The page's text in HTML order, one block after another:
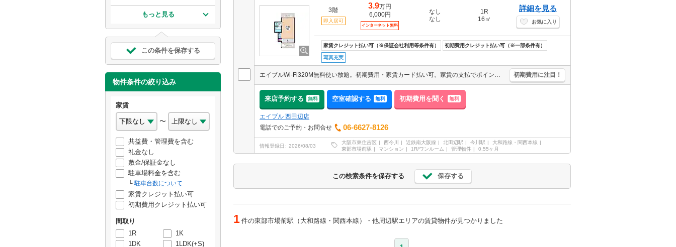
もっと見る
この条件を保存する
物件条件の絞り込み
家賃
〜
共益費・管理費を含む
礼金なし
敷金/保証金なし
駐車場料金を含む
駐車台数について
家賃クレジット払い可
初期費用クレジット払い可
間取り
1R
1K
1DK
1LDK(+S)
3階
即入居可
3.9万円
6,000円
インターネット無料
なし
なし
1R
16㎡
詳細を見る
お気に入り
家賃クレジット払い可（※保証会社利用等条件有） 初期費用クレジット払い可（※一部条件有）
写真充実
エイブルWi-Fi320M無料使い放題。初期費用・家賃カード払い可。家賃の支払でポイントたまります（条件あり）。自社管理物件。引越指定業者あり。敷金・礼金なし。 初期費用に注目！
来店予約する 無料 空室確認する 無料 初期費用を聞く 無料
エイブル 西田辺店
電話でのご予約・お問合せ
06-6627-8126
情報登録日 2026/08/03
大阪市東住吉区 西今川 近鉄南大阪線 北田辺駅 今川駅
大和路線・関西本線
東部市場前駅
マンション 1R/ワンルーム 管理物件 0.55ヶ月
この検索条件を保存する 保存する
1 件の東部市場前駅（大和路線・関西本線）・他周辺駅エリアの賃貸物件が見つかりました